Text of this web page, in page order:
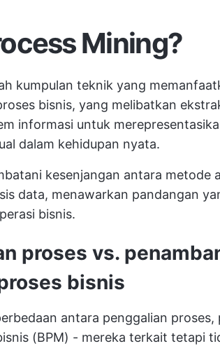
Mining?
kumpulan teknik yang
bisnis, yang melibatkan
informasi untuk
dalam kehidupan nyata.
kesenjangan antara metode
data, menawarkan pandangan
bisnis.
proses vs.
bisnis
antara penggalian proses,
(BPM) - mereka terkait tetapi